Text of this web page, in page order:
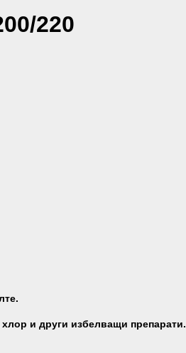
220
и други избелващи препарати.